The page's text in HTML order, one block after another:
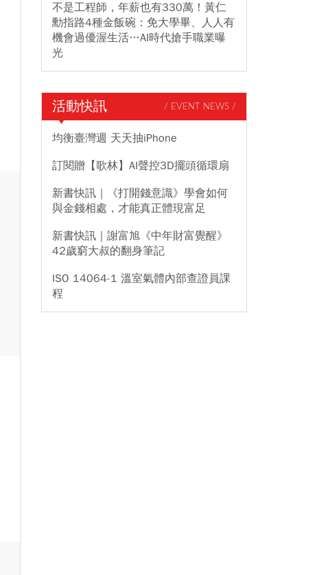
不是工程師，年薪也有330萬！黃仁
勳指路4種金飯碗：免大學畢、人人有
機會過優渥生活…AI時代搶手職業曝
光
活動快訊 / EVENT NEWS /
均衡臺灣週 天天抽iPhone
訂閱贈【歌林】AI聲控3D擺頭循環扇
新書快訊｜《打開錢意識》學會如何
與金錢相處，才能真正體現富足
新書快訊｜謝富旭《中年財富覺醒》
42歲窮大叔的翻身筆記
ISO 14064-1 溫室氣體內部查證員課
程